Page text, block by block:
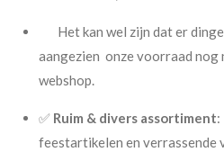
Het kan wel zijn dat er
aangezien onze voorraad nog
webshop.
✅ Ruim & divers assortiment:
feestartikelen en verrassende